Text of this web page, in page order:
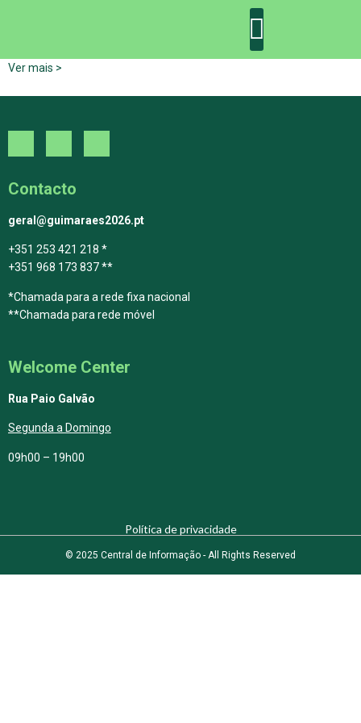
Ver mais >
Contacto
geral@guimaraes2026.pt
+351 253 421 218 *
+351 968 173 837 **
*Chamada para a rede fixa nacional
**Chamada para rede móvel
Welcome Center
Rua Paio Galvão
Segunda a Domingo
09h00 – 19h00
Política de privacidade
© 2025 Central de Informação - All Rights Reserved